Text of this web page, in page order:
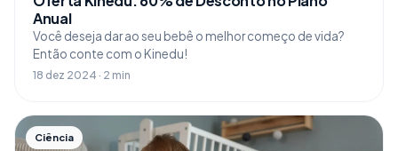
Anual
Você deseja dar ao seu bebê o melhor começo de vida?
Então conte com o Kinedu!
18 dez 2024 · 2 min
Ciência